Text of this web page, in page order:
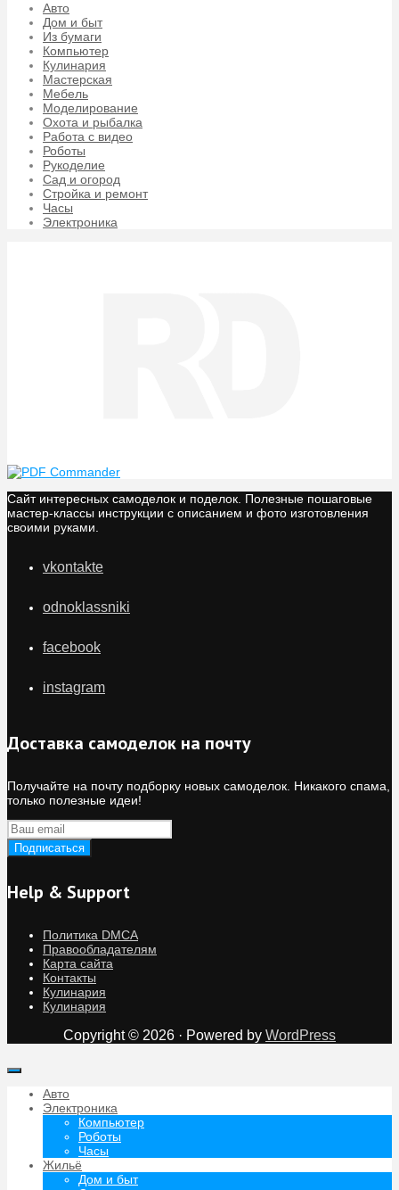
Авто
Дом и быт
Из бумаги
Компьютер
Кулинария
Мастерская
Мебель
Моделирование
Охота и рыбалка
Работа с видео
Роботы
Рукоделие
Сад и огород
Стройка и ремонт
Часы
Электроника
Сайт интересных самоделок и поделок. Полезные пошаговые
мастер-классы инструкции с описанием и фото изготовления
своими руками.
vkontakte
odnoklassniki
facebook
instagram
Доставка самоделок на почту
Получайте на почту подборку новых самоделок. Никакого спама,
только полезные идеи!
Help & Support
Политика DMCA
Правообладателям
Карта сайта
Контакты
Кулинария
Кулинария
Copyright © 2026 · Powered by WordPress
Авто
Электроника
Компьютер
Роботы
Часы
Жильё
Дом и быт